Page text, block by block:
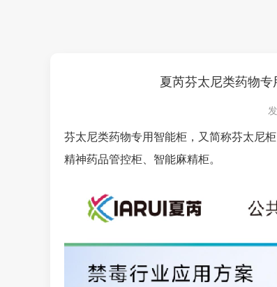
夏芮芬太尼类药物
芬太尼类药物专用智能柜，又简称芬太尼
精神药品管控柜、智能麻精柜。